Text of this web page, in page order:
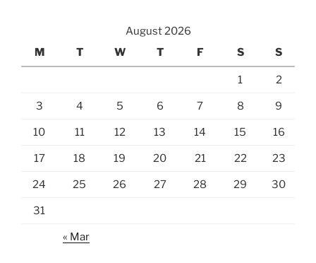
August 2026
M
T W T F S S
1 2
3 4 5 6 7 8 9
10 11 12 13 14 15 16
17 18 19 20 21 22 23
24 25 26 27 28 29 30
31
« Mar